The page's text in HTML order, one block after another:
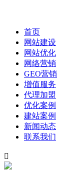
首页
网站建设
网站优化
网络营销
GEO营销
增值服务
代理加盟
优化案例
建站案例
新闻动态
联系我们
